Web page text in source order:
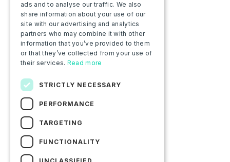
ads and to analyse our traffic. We also
share information about your use of our
site with our advertising and analytics
partners who may combine it with other
information that you’ve provided to them
or that they’ve collected from your use of
their services. Read more
STRICTLY NECESSARY
PERFORMANCE
TARGETING
FUNCTIONALITY
UNCLASSIFIED